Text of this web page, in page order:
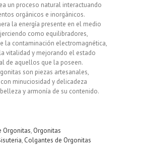
un proceso natural interactuando
orgánicos e inorgánicos.
la energía presente en el medio
como equilibradores,
la contaminación electromagnética,
vitalidad y mejorando el estado
de aquellos que la poseen.
son piezas artesanales,
minuciosidad y delicadeza
y armonía de su contenido.
Orgonitas, Orgonitas
, Colgantes de Orgonitas